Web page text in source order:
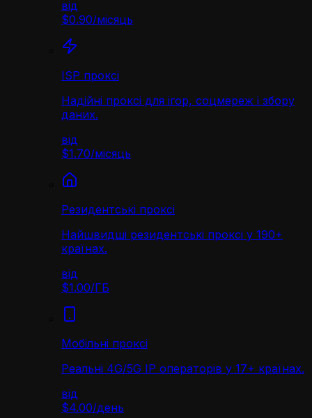
від
$0.90/місяць
ISP проксі
Надійні проксі для ігор, соцмереж і збору
даних.
від
$1.70/місяць
Резидентські проксі
Найшвидші резидентські проксі у 190+
країнах.
від
$1.00/ГБ
Мобільні проксі
Реальні 4G/5G IP операторів у 17+ країнах.
від
$4.00/день